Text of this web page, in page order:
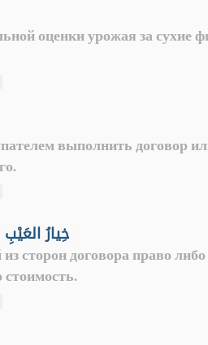
оценки урожая за сухие
выполнить договор
Право выбора по договору в силу изъяна ("хыяр аль-‘айб"). - خِيارُ العَيْبِ
сторон договора право